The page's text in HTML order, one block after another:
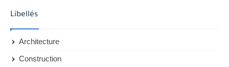
Libellés
Architecture
Construction